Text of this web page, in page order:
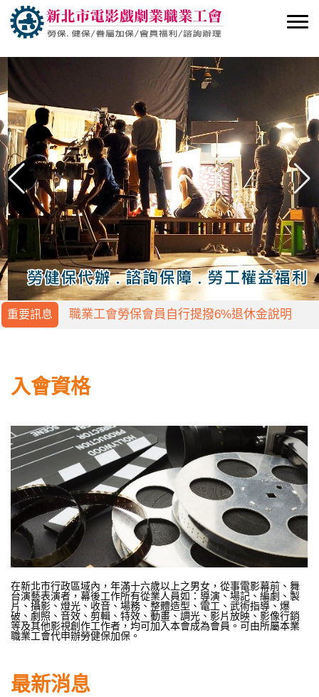
重要訊息
5/1勞動節禮品開放領取
勞保局行動電話認證
職業工會勞保會員自行提撥6%退休金說明
勞保局行動電話認證
入會資格
在新北市行政區域內，年滿十六歲以上之男女，從事電影幕前、舞
台演藝表演者，幕後工作所有從業人員如：導演、場記、編劇、製
片、攝影、燈光、收音、場務、整體造型、電工、武術指導、爆
破、劇照、音效、剪輯、特效、動畫、調光、影片放映、影像行銷
等及其他影視創作工作者，均可加入本會成為會員。可由所屬本業
職業工會代申辦勞健保加保。
最新消息